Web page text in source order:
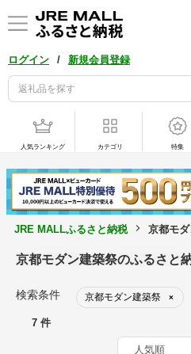
ログイン / 新規会員登録
人気ランキング カテゴリ 特集
JRE MALLふるさと納税 京都モ
京都モダン建築祭のふるさと
検索条件 京都モダン建築祭 ×
7 件